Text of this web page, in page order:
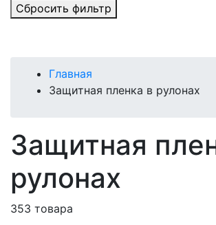
Сбросить фильтр
Главная
Защитная пленка в рулонах
Защитная
рулонах
353 товара